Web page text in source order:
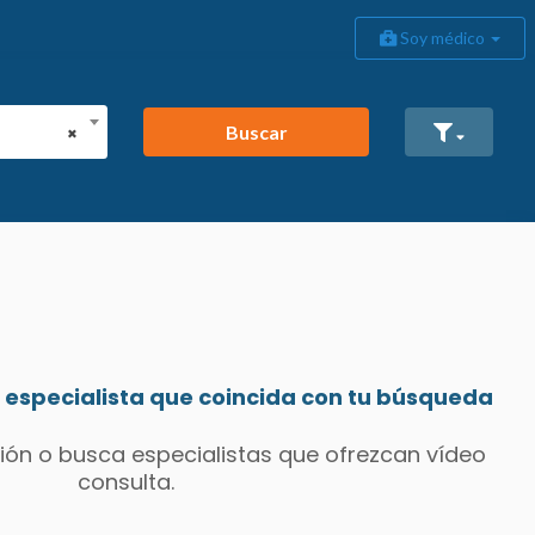
Soy médico
× Buscar
que coincida con tu búsqueda
o busca especialistas que ofrezcan vídeo
consulta.